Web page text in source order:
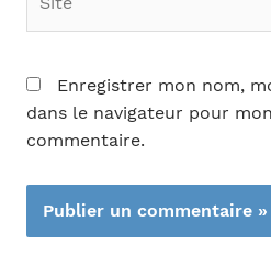
Enregistrer mon nom,
dans le navigateur pour
commentaire.